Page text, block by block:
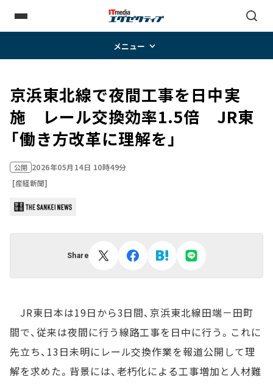
メニュー
京浜東北線で夜間工事を日中実
施 レール交換効率1.5倍 JR東
「働き方改革に理解を」
公開 2026年05月14日 10時49分
[産経新聞]
Share
JR東日本は19日から3日間、京浜東北線田端－田町
間で、従来は夜間に行う線路工事を日中に行う。これに
先立ち、13日未明にレール交換作業を報道公開して理
解を求めた。背景には、老朽化による工事増加と人材難